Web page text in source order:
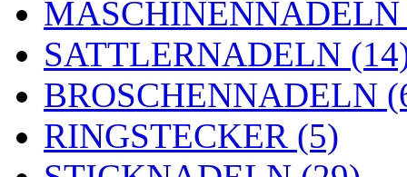
MASCHINENNADELN
SATTLERNADELN
BROSCHENNADELN
RINGSTECKER (5)